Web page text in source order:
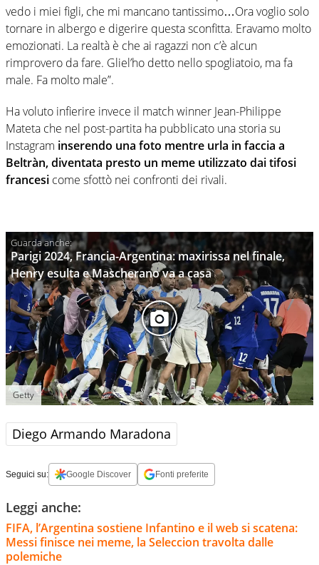
vedo i miei figli, che mi mancano tantissimo…Ora voglio solo
tornare in albergo e digerire questa sconfitta. Eravamo molto
emozionati. La realtà è che ai ragazzi non c’è alcun
rimprovero da fare. Gliel’ho detto nello spogliatoio, ma fa
male. Fa molto male”.
Ha voluto infierire invece il match winner Jean-Philippe
Mateta che nel post-partita ha pubblicato una storia su
Instagram inserendo una foto mentre urla in faccia a
Beltràn, diventata presto un meme utilizzato dai tifosi
francesi come sfottò nei confronti dei rivali.
Parigi 2024, Francia-Argentina: maxirissa nel finale,
Henry esulta e Mascherano va a casa
Getty
Diego Armando Maradona
Seguici su: Google Discover Fonti preferite
Leggi anche:
FIFA, l’Argentina sostiene Infantino e il web si scatena:
Messi finisce nei meme, la Seleccion travolta dalle
polemiche